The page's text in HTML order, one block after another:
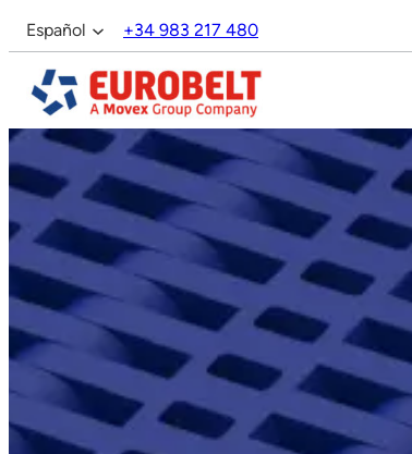
Saltar
al
contenido
Español
English
Français
Italiano
+34 983 217 480